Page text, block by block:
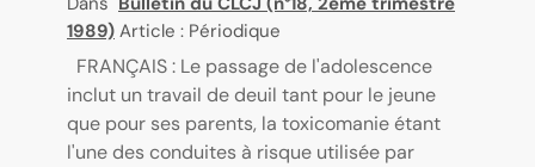
1989) Article : Périodique
FRANÇAIS : Le passage de l'adolescence
inclut un travail de deuil tant pour le jeune
que pour ses parents, la toxicomanie étant
l'une des conduites à risque utilisée par